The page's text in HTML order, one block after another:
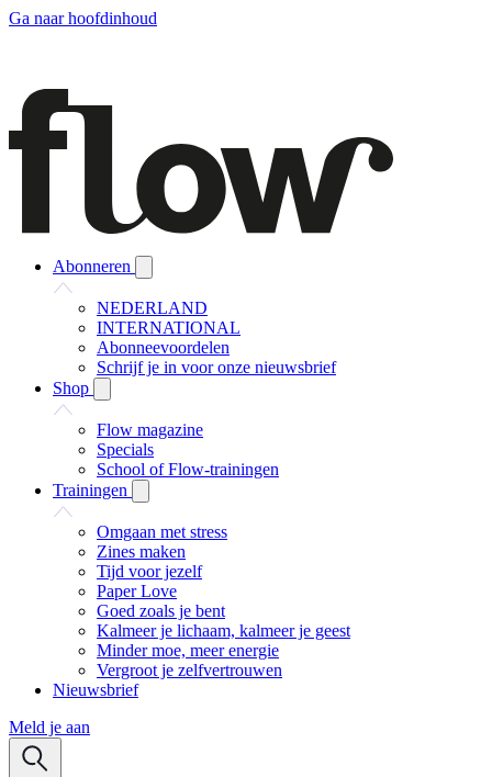
Ga naar hoofdinhoud
Abonneren
NEDERLAND
INTERNATIONAL
Abonneevoordelen
Schrijf je in voor onze nieuwsbrief
Shop
Flow magazine
Specials
School of Flow-trainingen
Trainingen
Omgaan met stress
Zines maken
Tijd voor jezelf
Paper Love
Goed zoals je bent
Kalmeer je lichaam, kalmeer je geest
Minder moe, meer energie
Vergroot je zelfvertrouwen
Nieuwsbrief
Meld je aan